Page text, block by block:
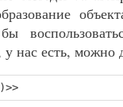
нас есть, можно